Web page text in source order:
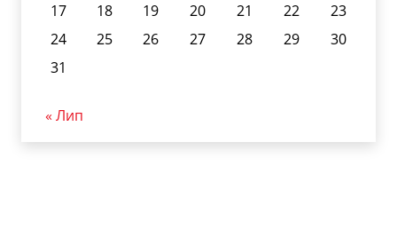
17
18 19 20 21 22
23
24
25 26 27 28 29
30
31
« Лип